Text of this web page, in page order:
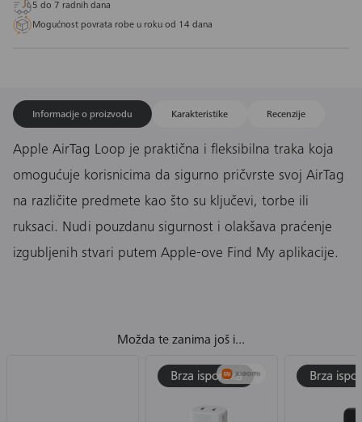
5 do 7 radnih dana
Mogućnost povrata robe u roku od 14 dana
Informacije o proizvodu Karakteristike Recenzije
Apple AirTag Loop je praktična i fleksibilna traka koja
omogućuje korisnicima da sigurno pričvrste svoj AirTag
na različite predmete kao što su ključevi, torbe ili
ruksaci. Nudi pouzdanu sigurnost i olakšava praćenje
izgubljenih stvari putem Apple-ove Find My aplikacije.
Možda te zanima još i...